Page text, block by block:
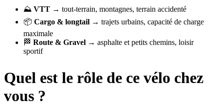
⛰️ VTT → tout-terrain, montagnes, terrain accidenté
📦 Cargo & longtail → trajets urbains, capacité de charge
maximale
🏁 Route & Gravel → asphalte et petits chemins, loisir
sportif
Quel est le rôle de ce vélo chez
vous ?